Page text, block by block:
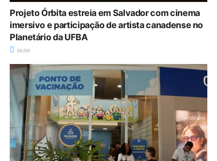
Projeto Órbita estreia em Salvador com cinema
imersivo e participação de artista canadense no
Planetário da UFBA
06/08